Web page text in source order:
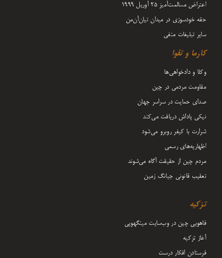
اعتراض مسالمت‌آمیز ۲۵ آوریل ۱۹۹۹
حقه خودسوزی در میدان تیان‌آن‌من
سایر تبلیغات منفی
کارما و تقوا
وکلا و دادخواهی‌ها
مقاومت مردمی در چین
صدای حمایت در سراسر جهان
نیکی پاداش دریافت می‌کند
شرارت با کیفر روبرو می‌شود
اظهاریه‌های رسمی
مردم چین از حقیقت آگاه می‌شوند
تعقیب قانونی جیانگ زمین
تزکیه
فاهویی چین در وب‌سایت مینگهویی
آغاز تزکیه
فرستادن افکار درست